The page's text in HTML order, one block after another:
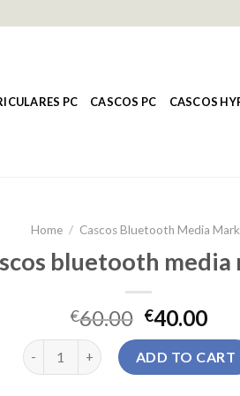
PC CASCOS PC CASCOS
Home / Cascos Bluetooth Media
bluetooth media
€60.00 €40.00
cascos bluetooth media markt
ADD TO CART